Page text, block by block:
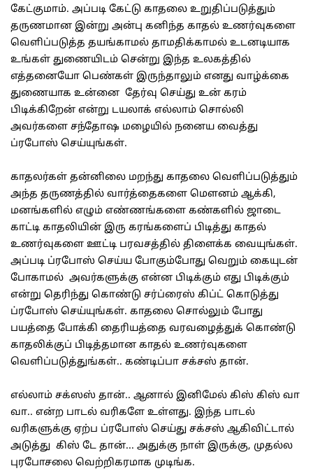
கேட்குமாம். அப்படி கேட்டு காதலை உறுதிப்படுத்தும்
தருணமான இன்று அன்பு கனிந்த காதல் உணர்வுகளை
வெளிப்படுத்த தயங்காமல் தாமதிக்காமல் உடனடியாக
உங்கள் துணையிடம் சென்று இந்த உலகத்தில்
எத்தனையோ பெண்கள் இருந்தாலும் எனது வாழ்க்கை
துணையாக உன்னை தேர்வு செய்து உன் கரம்
பிடிக்கிறேன் என்று டயலாக் எல்லாம் சொல்லி
அவர்களை சந்தோஷ மழையில் நனைய வைத்து
ப்ரபோஸ் செய்யுங்கள்.
காதலர்கள் தன்னிலை மறந்து காதலை வெளிப்படுத்தும்
அந்த தருணத்தில் வார்த்தைகளை மௌனம் ஆக்கி,
மனங்களில் எழும் எண்ணங்களை கண்களில் ஜாடை
காட்டி காதலியின் இரு கரங்களைப் பிடித்து காதல்
உணர்வுகளை ஊட்டி பரவசத்தில் திளைக்க வையுங்கள்.
அப்படி ப்ரபோஸ் செய்ய போகும்போது வெறும் கையுடன்
போகாமல் அவர்களுக்கு என்ன பிடிக்கும் எது பிடிக்கும்
என்று தெரிந்து கொண்டு சர்ப்ரைஸ் கிப்ட் கொடுத்து
ப்ரபோஸ் செய்யுங்கள். காதலை சொல்லும் போது
பயத்தை போக்கி தைரியத்தை வரவழைத்துக் கொண்டு
காதலிக்குப் பிடித்தமான காதல் உணர்வுகளை
வெளிப்படுத்துங்கள்.. கண்டிப்பா சக்சஸ் தான்.
எல்லாம் சக்ஸஸ் தான்.. ஆனால் இனிமேல் கிஸ் கிஸ் வா
வா.. என்ற பாடல் வரிகளே உள்ளது. இந்த பாடல்
வரிகளுக்கு ஏற்ப ப்ரபோஸ் செய்து சக்சஸ் ஆகிவிட்டால்
அடுத்து கிஸ் டே தான்... அதுக்கு நாள் இருக்கு, முதல்ல
புரபோசலை வெற்றிகரமாக முடிங்க.